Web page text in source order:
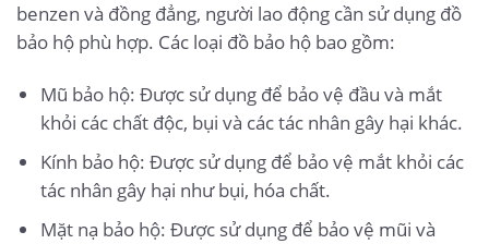
benzen và đồng đẳng, người lao động cần sử dụng đồ
bảo hộ phù hợp. Các loại đồ bảo hộ bao gồm:
Mũ bảo hộ: Được sử dụng để bảo vệ đầu và mắt
khỏi các chất độc, bụi và các tác nhân gây hại khác.
Kính bảo hộ: Được sử dụng để bảo vệ mắt khỏi các
tác nhân gây hại như bụi, hóa chất.
Mặt nạ bảo hộ: Được sử dụng để bảo vệ mũi và